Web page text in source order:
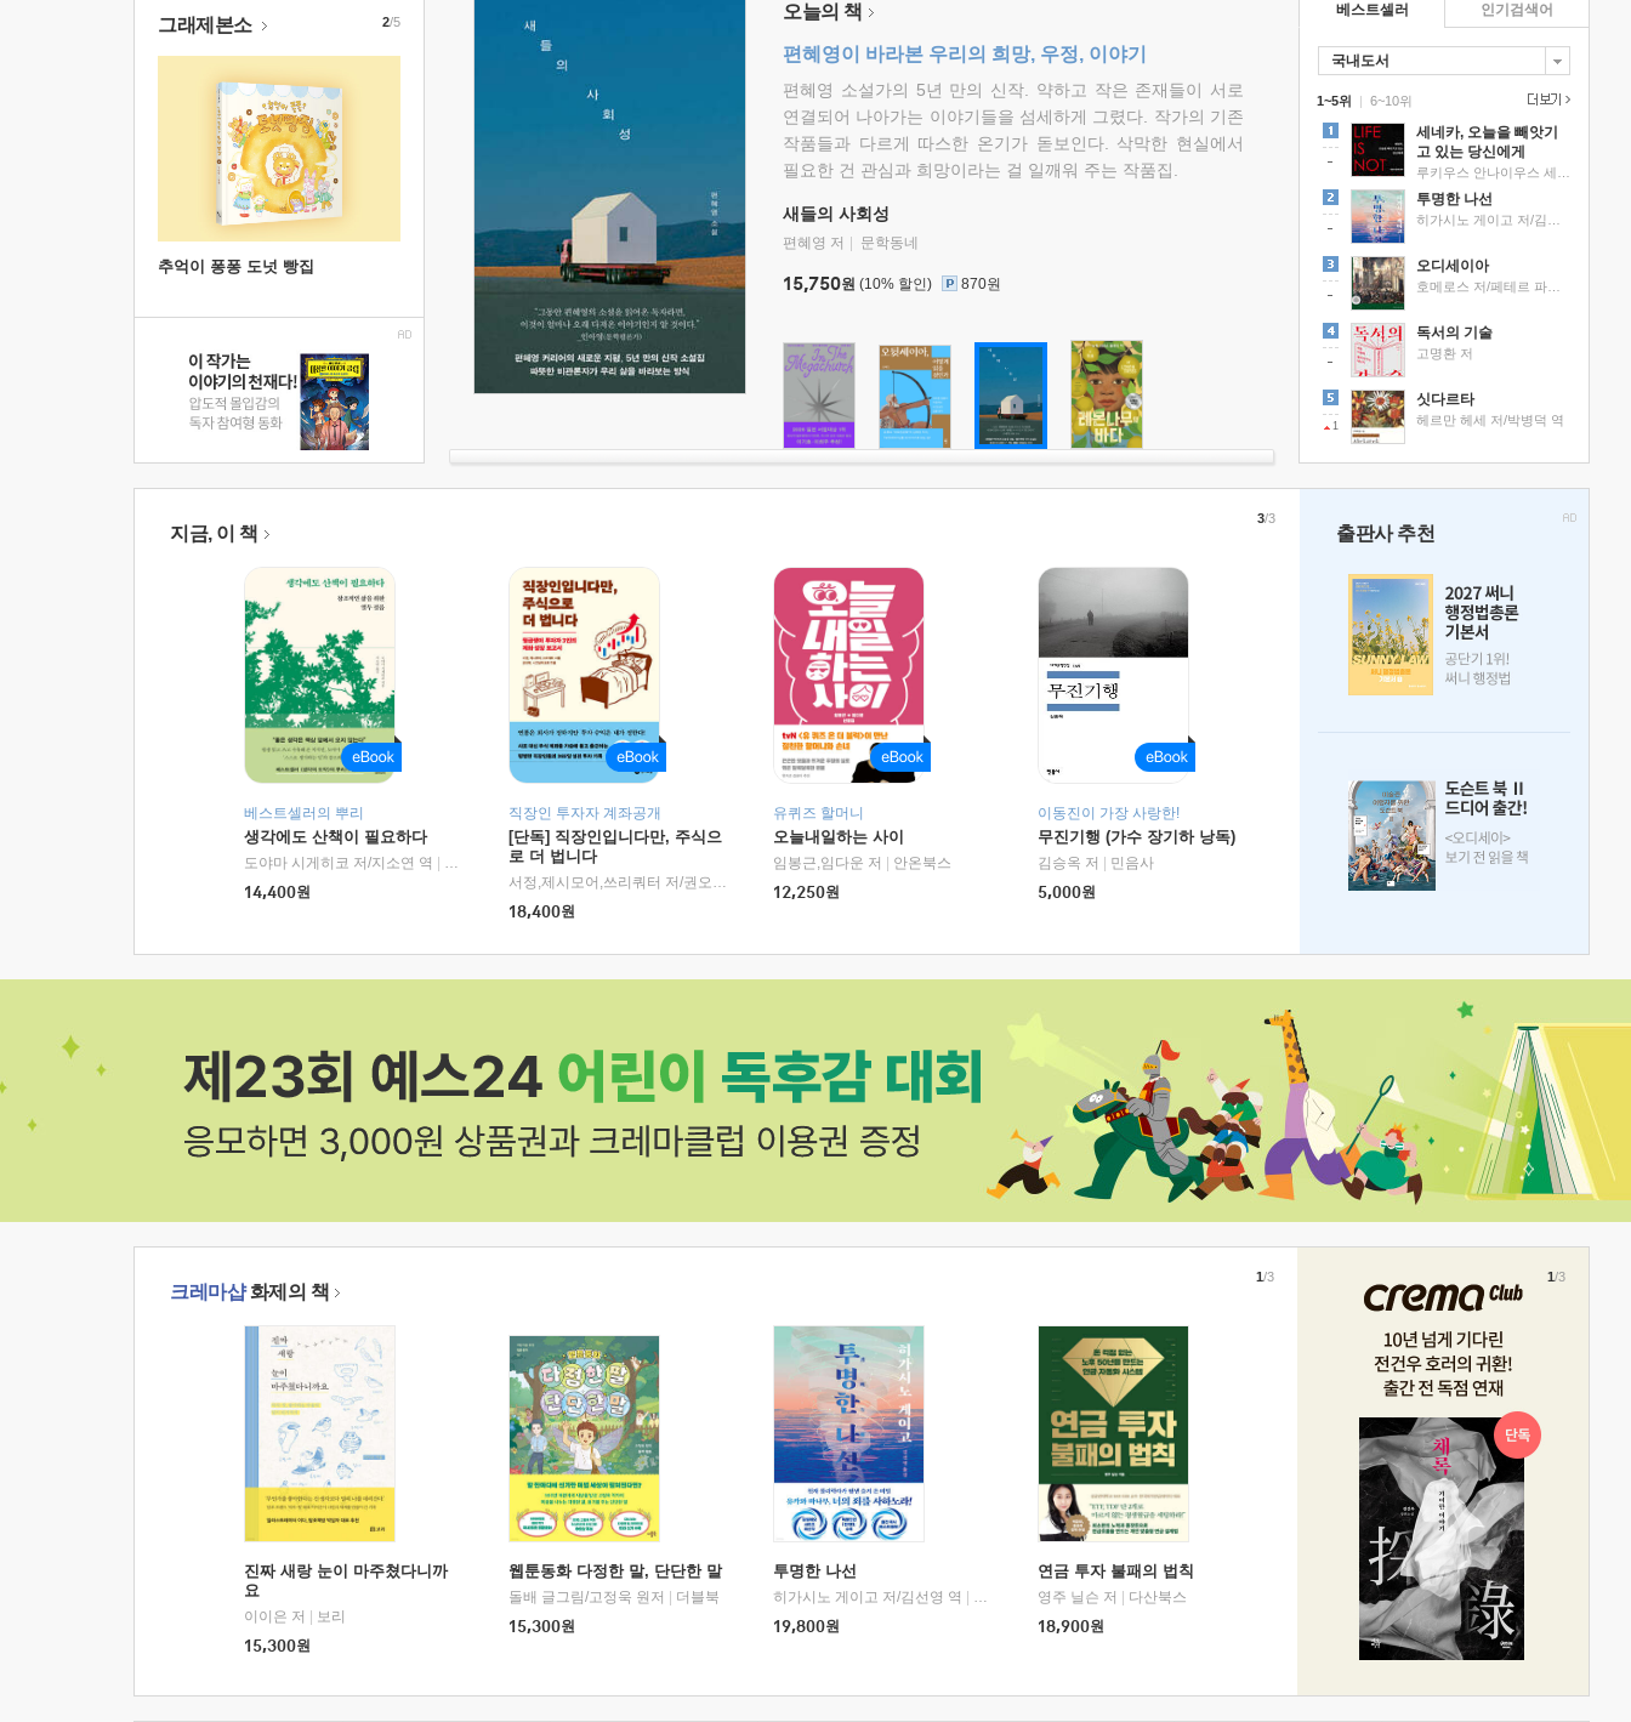
그래제본소
추억이 퐁퐁 도넛 빵집
2/5 오늘의 책
편혜영이 바라본 우리의 희망, 우정, 이야기
편혜영 소설가의 5년 만의 신작. 약하고 작은 존재들이 서로
연결되어 나아가는 이야기들을 섬세하게 그렸다. 작가의 기존
작품들과 다르게 따스한 온기가 돋보인다. 삭막한 현실에서
필요한 건 관심과 희망이라는 걸 일깨워 주는 작품집.
새들의 사회성
편혜영 저 문학동네
15,750원 (10% 할인) 870원
베스트셀러
국내도서
1~5위 |
세네카, 오늘을 빼앗기
고 있는 당신에게
투명한 나선
오디세이아
독서의 기술
고명환 저
1
싯다르타
헤르만 헤세 저/박병덕 역
6~10위
인기검색어
지금, 이 책
베스트셀러의 뿌리
생각에도 산책이 필요하다
도야마 시게히코 저/지소연 역
알에이치코리아(RHK)
14,400원
직장인 투자자 계좌공개
[단독] 직장인입니다만, 주식으
로 더 법니다
서정,제시모어,쓰리쿼터 저/권오태,시그널리포트 편
18,400원
유퀴즈 할머니
오늘내일하는 사이
임봉근,임다운 저
안온북스
12,250원
이동진이 가장 사랑한!
무진기행 (가수 장기하 낭독)
김승옥 저
민음사
5,000원
3/3
출판사 추천
크레마샵화제의 책
진짜 새랑 눈이 마주쳤다니까
요
이이은 저
보리
15,300원
웹툰동화 다정한 말, 단단한 말
돌배 글그림/고정욱 원저
더블북
15,300원
투명한 나선
히가시노 게이고 저/김선영 역
북다
19,800원
연금 투자 불패의 법칙
영주 닐슨 저
다산북스
18,900원
1/3 1/3